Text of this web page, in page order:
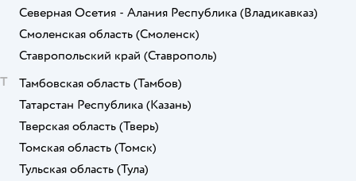
Северная Осетия - Алания Республика (Владикавказ)
Смоленская область (Смоленск)
Ставропольский край (Ставрополь)
Т
Тамбовская область (Тамбов)
Татарстан Республика (Казань)
Тверская область (Тверь)
Томская область (Томск)
Тульская область (Тула)